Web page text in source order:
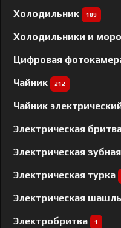
Холодильник 189
Холодильники и
Цифровая
Чайник 212
Чайник
Электрическая
Электрическая
Электрическая турка
Электрическая
Электробритва 1